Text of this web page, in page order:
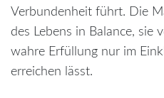
Verbundenheit führt. Die
des Lebens in Balance, sie
wahre Erfüllung nur im
erreichen lässt.